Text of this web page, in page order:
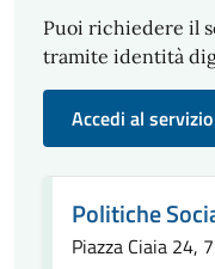
Puoi richiedere il
tramite identità
Accedi al
Politiche
Piazza Ciaia 24,